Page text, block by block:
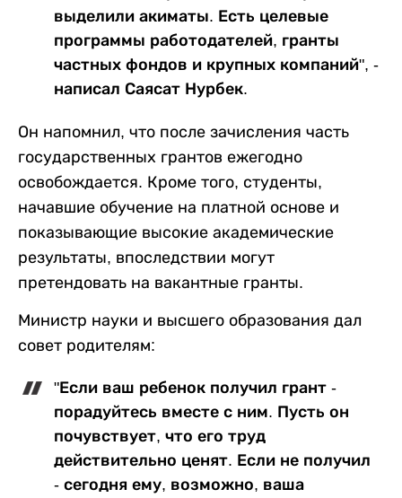
выделили акиматы. Есть целевые
программы работодателей, гранты
частных фондов и крупных компаний", -
написал Саясат Нурбек.
Он напомнил, что после зачисления часть
государственных грантов ежегодно
освобождается. Кроме того, студенты,
начавшие обучение на платной основе и
показывающие высокие академические
результаты, впоследствии могут
претендовать на вакантные гранты.
Министр науки и высшего образования дал
совет родителям:
"Если ваш ребенок получил грант -
порадуйтесь вместе с ним. Пусть он
почувствует, что его труд
действительно ценят. Если не получил
- сегодня ему, возможно, ваша